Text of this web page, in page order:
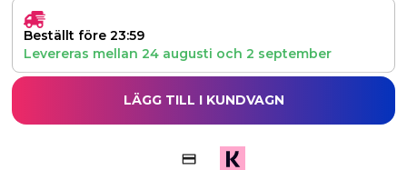
Beställt före 23:59
Levereras mellan 24 augusti och 2 september
LÄGG TILL I KUNDVAGN